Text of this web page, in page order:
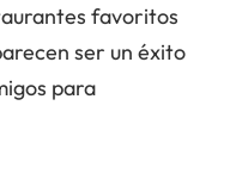
favoritos
ser un éxito
para